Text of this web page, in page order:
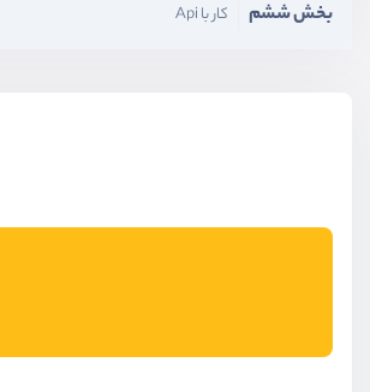
بخش ششم کار با Api